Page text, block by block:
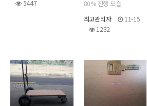
5447
80% 진행 모습
최고관리자
11-15
1232